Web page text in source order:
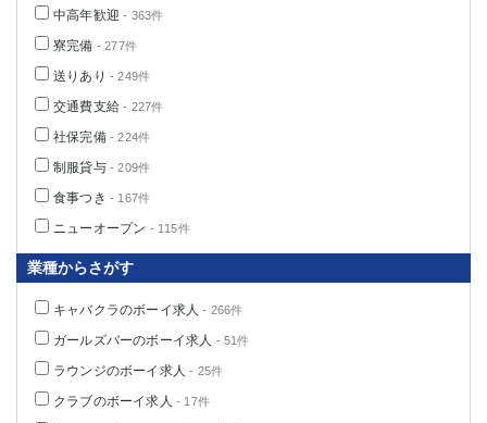
中高年歓迎 - 363件
寮完備 - 277件
送りあり - 249件
交通費支給 - 227件
社保完備- 224件
制服貸与- 209件
食事つき - 167件
ニューオープン - 115件
業種からさがす
キャバクラのボーイ求人 - 266件
ガールズバーのボーイ求人 - 51件
ラウンジのボーイ求人 - 25件
クラブのボーイ求人 - 17件
千葉県
船橋
成田
西船橋
柏（西口）
柏（東口）
宇都宮
小山
茨城県